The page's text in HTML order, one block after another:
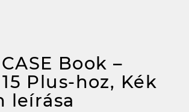
Book –
Plus-hoz, Kék
leírása